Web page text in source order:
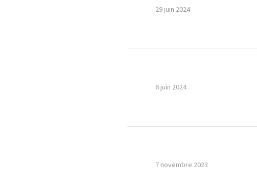
29 juin 2024
6 juin 2024
7 novembre 2023